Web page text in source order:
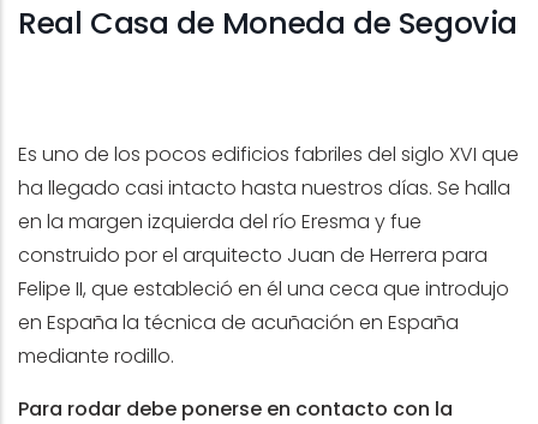
Real Casa de Moneda de Segovia
Es uno de los pocos edificios fabriles del siglo XVI que
ha llegado casi intacto hasta nuestros días. Se halla
en la margen izquierda del río Eresma y fue
construido por el arquitecto Juan de Herrera para
Felipe II, que estableció en él una ceca que introdujo
en España la técnica de acuñación en España
mediante rodillo.
Para rodar debe ponerse en contacto con la